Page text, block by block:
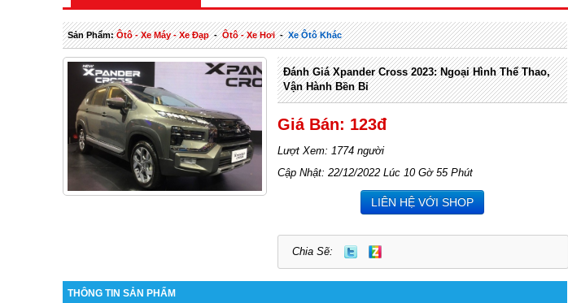
Sản Phẩm:Ôtô - Xe Máy - Xe Đạp-Ôtô - Xe Hơi-Xe Ôtô Khác
Đánh Giá Xpander Cross 2023: Ngoại Hình Thể Thao,
Vận Hành Bền Bỉ
Giá Bán: 123đ
Lượt Xem: 1774 người
Cập Nhật: 22/12/2022 Lúc 10 Gờ 55 Phút
LIÊN HỆ VỚI SHOP
Chia Sẽ:
THÔNG TIN SẢN PHẨM